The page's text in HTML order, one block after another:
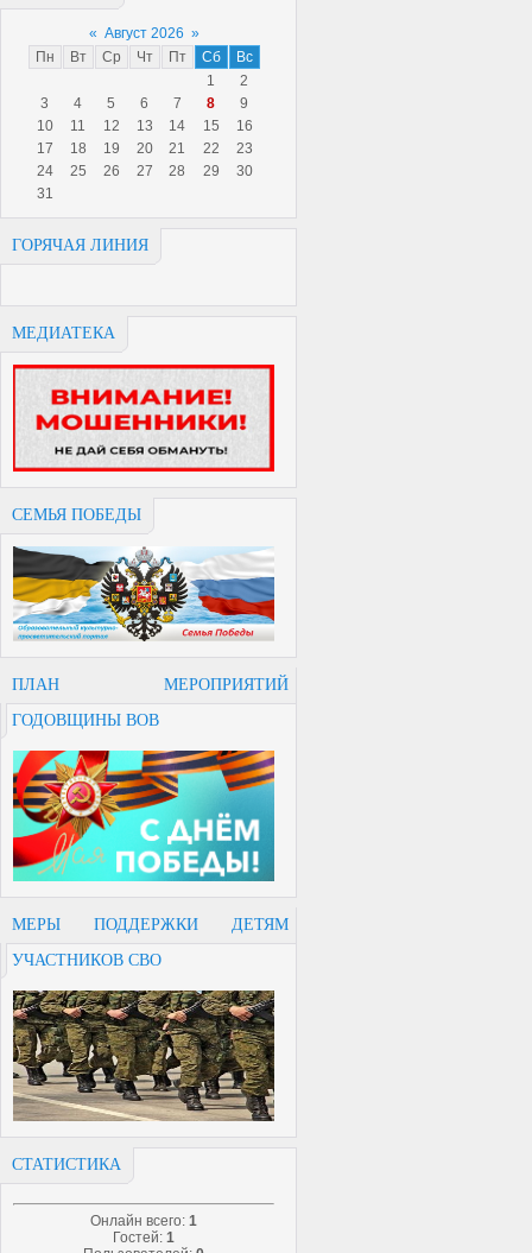
« Август 2026 »
Пн
Вт Ср Чт Пт Сб
Вс
1
2
3
4 5 6 7 8
9
10
11 12 13 14 15
16
17
18 19 20 21 22
23
24
25 26 27 28 29
30
31
ГОРЯЧАЯ ЛИНИЯ
МЕДИАТЕКА
СЕМЬЯ ПОБЕДЫ
ПЛАН МЕРОПРИЯТИЙ
ГОДОВЩИНЫ ВОВ
МЕРЫ ПОДДЕРЖКИ ДЕТЯМ
УЧАСТНИКОВ СВО
СТАТИСТИКА
Онлайн всего: 1
Гостей: 1